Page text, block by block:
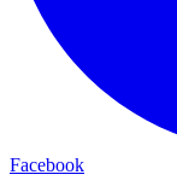
Facebook